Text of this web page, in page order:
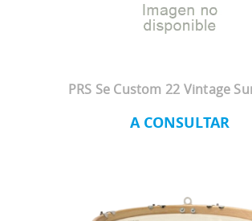
PRS Se Custom 22 Vintage
A CONSULTAR